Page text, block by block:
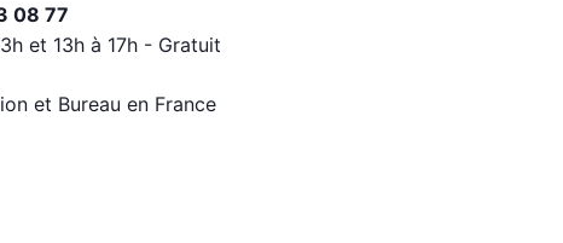
08 77
et 13h à 17h - Gratuit
et Bureau en France